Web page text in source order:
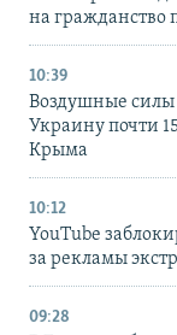
на
10:39
Воздушные силы
Украину почти
Крыма
10:12
YouTube
за рекламы
09:28